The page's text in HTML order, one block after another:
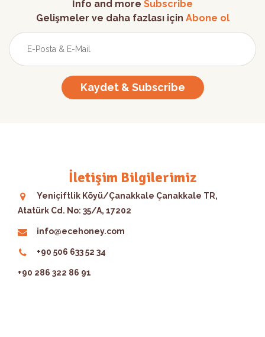
İnfo and more Subscribe
Gelişmeler ve daha fazlası için Abone ol
Kaydet & Subscribe
İletişim Bilgilerimiz
Yeniçiftlik Köyü/Çanakkale Çanakkale TR,
Atatürk Cd. No: 35/A, 17202
info@ecehoney.com
+90 506 633 52 34
+90 286 322 86 91